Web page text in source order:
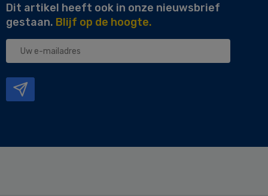
Dit artikel heeft ook in onze nieuwsbrief
gestaan. Blijf op de hoogte.
Uw